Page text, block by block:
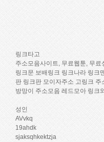
링크타고
주소모음사이트, 무료웹툰, 무
링크문 보배링크 링크나라 링크
판 링크판 모이자주소 고링크
방망이 주소모음 레드모아 링크
성인
AVvkq
19ahdk
sjaksqhkektzja